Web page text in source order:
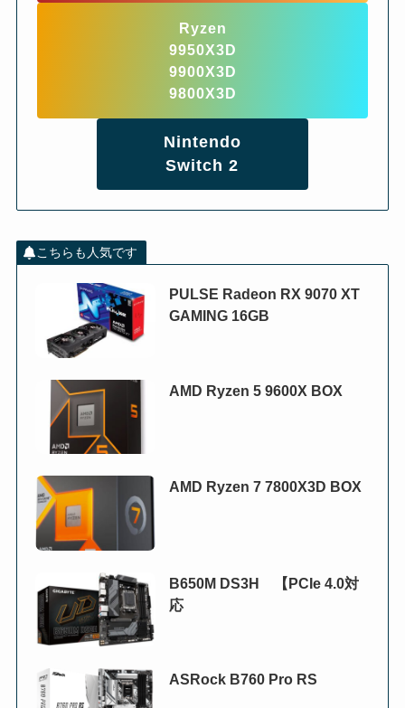
Ryzen
9950X3D
9900X3D
9800X3D
Nintendo
Switch 2
こちらも人気です
PULSE Radeon RX 9070 XT
GAMING 16GB
AMD Ryzen 5 9600X BOX
AMD Ryzen 7 7800X3D BOX
B650M DS3H 【PCIe 4.0対
応
ASRock B760 Pro RS